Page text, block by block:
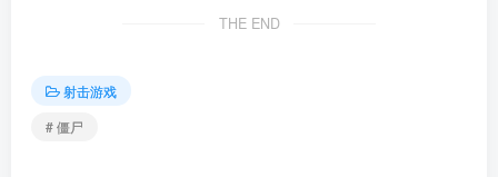
THE END
射击游戏
# 僵尸